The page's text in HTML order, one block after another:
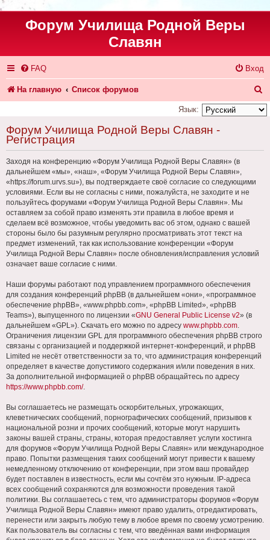
Форум Училища Родной Веры
Славян
FAQ Вход
На главную Список форумов
о
Язык:
Форум Училища Родной Веры Славян -
Регистрация
Заходя на конференцию «Форум Училища Родной Веры Славян» (в
дальнейшем «мы», «наш», «Форум Училища Родной Веры Славян»,
«https://forum.urvs.su»), вы подтверждаете своё согласие со следующими
условиями. Если вы не согласны с ними, пожалуйста, не заходите и не
пользуйтесь форумами «Форум Училища Родной Веры Славян». Мы
оставляем за собой право изменять эти правила в любое время и
сделаем всё возможное, чтобы уведомить вас об этом, однако с вашей
стороны было бы разумным регулярно просматривать этот текст на
предмет изменений, так как использование конференции «Форум
Училища Родной Веры Славян» после обновления/исправления условий
означает ваше согласие с ними.
Наши форумы работают под управлением программного обеспечения
для создания конференций phpBB (в дальнейшем «они», «программное
обеспечение phpBB», «www.phpbb.com», «phpBB Limited», «phpBB
Teams»), выпущенного по лицензии «GNU General Public License v2» (в
дальнейшем «GPL»). Скачать его можно по адресу www.phpbb.com
Ограничения лицензии GPL для программного обеспечения phpBB строго
связаны с организацией и поддержкой интернет-конференций, и phpBB
Limited не несёт ответственности за то, что администрация конференций
определяет в качестве допустимого содержания и/или поведения в них.
За дополнительной информацией о phpBB обращайтесь по адресу
https://www.phpbb.com/.
Вы соглашаетесь не размещать оскорбительных, угрожающих,
клеветнических сообщений, порнографических сообщений, призывов к
национальной розни и прочих сообщений, которые могут нарушить
законы вашей страны, страны, которая предоставляет услуги хостинга
для форумов «Форум Училища Родной Веры Славян» или международное
право. Попытки размещения таких сообщений могут привести к вашему
немедленному отключению от конференции, при этом ваш провайдер
будет поставлен в известность, если мы сочтём это нужным. IP-адреса
всех сообщений сохраняются для возможности проведения такой
политики. Вы соглашаетесь с тем, что администраторы форумов «Форум
Училища Родной Веры Славян» имеют право удалить, отредактировать,
перенести или закрыть любую тему в любое время по своему усмотрению.
Как пользователь вы согласны с тем, что введённая вами информация